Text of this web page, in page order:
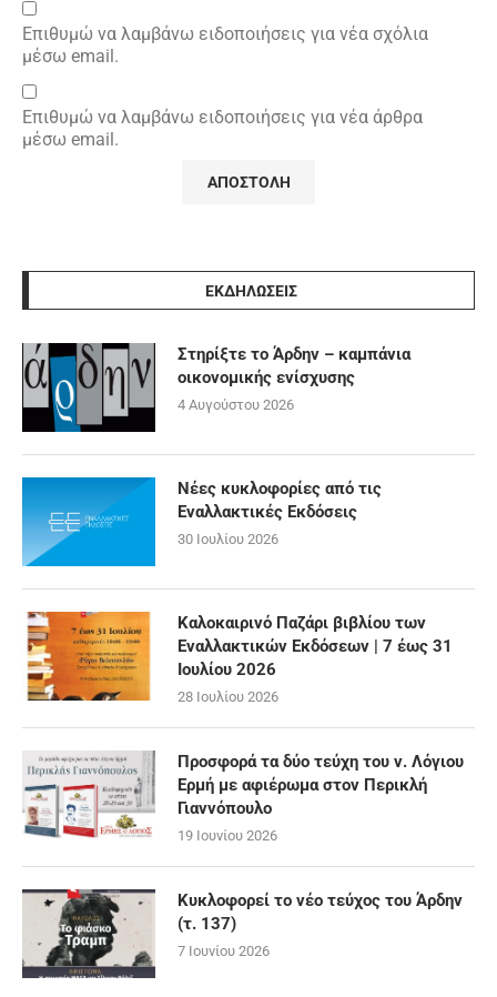
Επιθυμώ να λαμβάνω ειδοποιήσεις για νέα σχόλια
μέσω email.
Επιθυμώ να λαμβάνω ειδοποιήσεις για νέα άρθρα
μέσω email.
ΕΚΔΗΛΩΣΕΙΣ
Στηρίξτε το Άρδην – καμπάνια
οικονομικής ενίσχυσης
4 Αυγούστου 2026
Νέες κυκλοφορίες από τις
Εναλλακτικές Εκδόσεις
30 Ιουλίου 2026
Καλοκαιρινό Παζάρι βιβλίου των
Εναλλακτικών Εκδόσεων | 7 έως 31
Ιουλίου 2026
28 Ιουλίου 2026
Προσφορά τα δύο τεύχη του ν. Λόγιου
Ερμή με αφιέρωμα στον Περικλή
Γιαννόπουλο
19 Ιουνίου 2026
Κυκλοφορεί το νέο τεύχος του Άρδην
(τ. 137)
7 Ιουνίου 2026